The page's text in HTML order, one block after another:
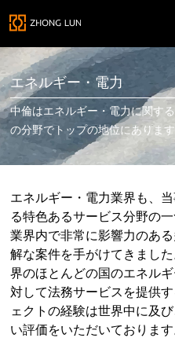
エネルギー・電力
中倫はエネルギー・電力に関す
の分野でトップの地位にあります
エネルギー・電力業界も、
る特色あるサービス分野の
業界内で非常に影響力のあ
解な案件を手がけてきまし
界のほとんどの国のエネル
対して法務サービスを提供
ェクトの経験は世界中に及
い評価をいただいております